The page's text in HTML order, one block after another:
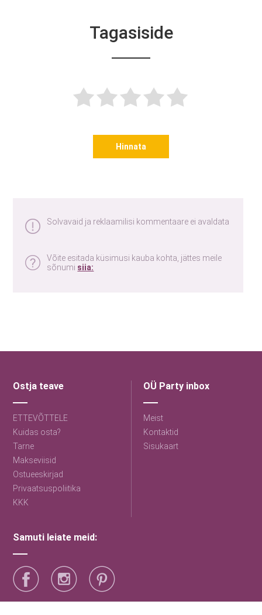
Tagasiside
Hinnata
Solvavaid ja reklaamilisi kommentaare ei avaldata
Võite esitada küsimusi kauba kohta, jättes meile
sõnumi siia:
Ostja teave
ETTEVÕTTELE
Kuidas osta?
Tarne
Makseviisid
Ostueeskirjad
Privaatsuspoliitika
KKK
OÜ Party inbox
Meist
Kontaktid
Sisukaart
Samuti leiate meid: